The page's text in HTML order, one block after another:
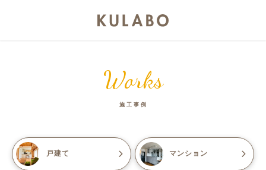
Works
施工事例
戸建て マンション